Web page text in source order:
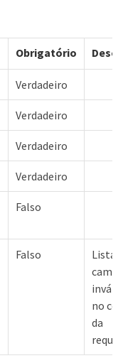
Obrigatório
Verdadeiro
Verdadeiro
Verdadeiro
Verdadeiro
Falso
Falso
Lista
no
da